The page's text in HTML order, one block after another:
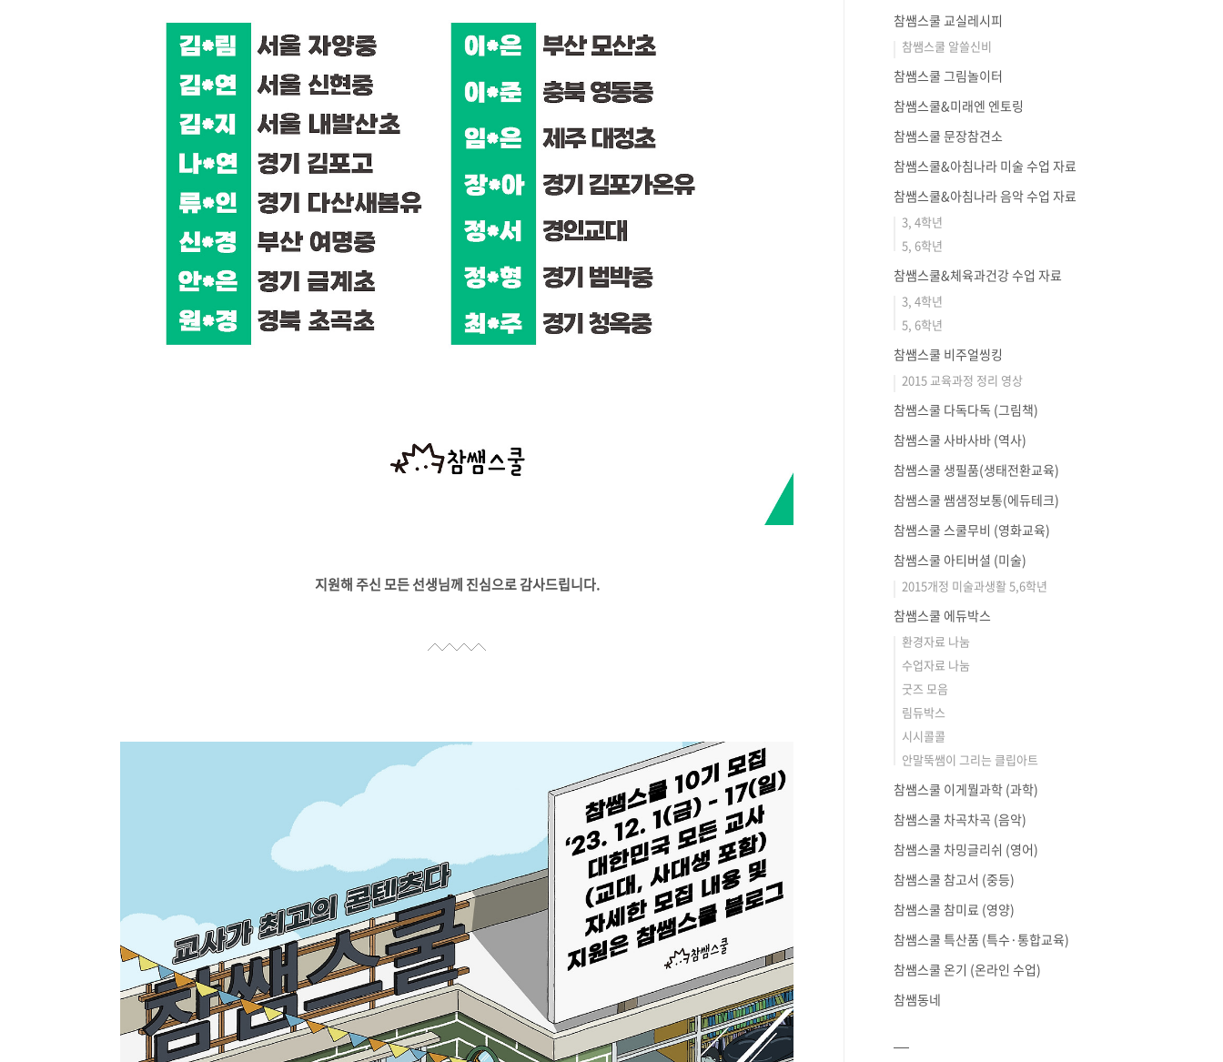
지원해 주신 모든 선생님께 진심으로 감사드립니다.
참쌤스쿨 교실레시피
참쌤스쿨 알쓸신비
참쌤스쿨 그림놀이터
참쌤스쿨&미래엔 엔토링
참쌤스쿨 문장참견소
참쌤스쿨&아침나라 미술 수업 자료
참쌤스쿨&아침나라 음악 수업 자료
3, 4학년
5, 6학년
참쌤스쿨&체육과건강 수업 자료
3, 4학년
5, 6학년
참쌤스쿨 비주얼씽킹
2015 교육과정 정리 영상
참쌤스쿨 다독다독 (그림책)
참쌤스쿨 사바사바 (역사)
참쌤스쿨 생필품(생태전환교육)
참쌤스쿨 쌤샘정보통(에듀테크)
참쌤스쿨 스쿨무비 (영화교육)
참쌤스쿨 아티버셜 (미술)
2015개정 미술과생활 5,6학년
참쌤스쿨 에듀박스
환경자료 나눔
수업자료 나눔
굿즈 모음
림듀박스
시시콜콜
안말뚝쌤이 그리는 클립아트
참쌤스쿨 이게뭘과학 (과학)
참쌤스쿨 차곡차곡 (음악)
참쌤스쿨 차밍글리쉬 (영어)
참쌤스쿨 참고서 (중등)
참쌤스쿨 참미료 (영양)
참쌤스쿨 특산품 (특수·통합교육)
참쌤스쿨 온기 (온라인 수업)
참쌤동네